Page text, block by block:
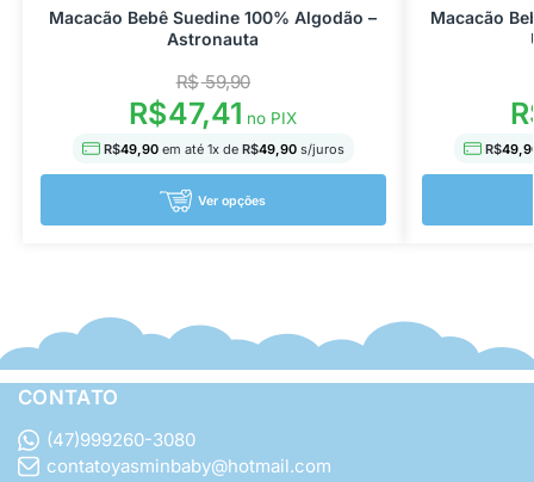
Macacão Bebê Suedine 100% Algodão –
Astronauta
R$59,90
R$47,41 no PIX
R$49,90 em até 1x de R$49,90s/juros
Ver opções
Macacão
R$
CONTATO
(47)999260-3080
contatoyasminbaby@hotmail.com